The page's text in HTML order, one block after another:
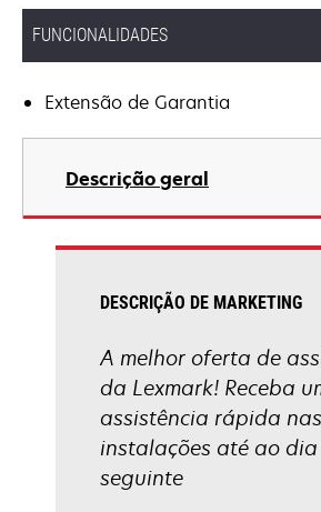
FUNCIONALIDADES
Extensão de Garantia
Descrição geral
DESCRIÇÃO DE MARKETING
A melhor oferta de
da Lexmark! Receba
assistência rápida
instalações até ao
seguinte